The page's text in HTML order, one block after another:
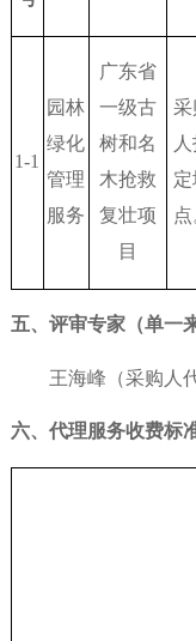
1-1
园林
绿化
管理
服务
广东省
一级古
树和名
木抢救
复壮项
目
采
点
五、评审专家（单一
王海峰（采购人
六、代理服务收费标